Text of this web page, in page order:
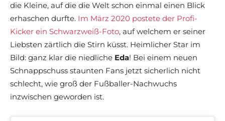
die Kleine, auf die die Welt schon einmal einen Blick
erhaschen durfte. Im März 2020 postete der Profi-
Kicker ein Schwarzweiß-Foto, auf welchem er seiner
Liebsten zärtlich die Stirn küsst. Heimlicher Star im
Bild: ganz klar die niedliche Eda! Bei einem neuen
Schnappschuss staunten Fans jetzt sicherlich nicht
schlecht, wie groß der Fußballer-Nachwuchs
inzwischen geworden ist.